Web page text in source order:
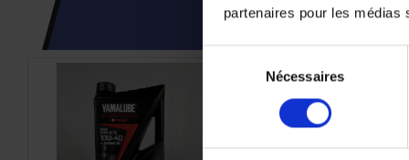
partenaires pour les médias
Sélection
consentement
Nécessaires
CES